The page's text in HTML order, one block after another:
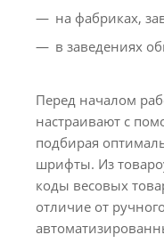
на фабриках,
в заведениях
Перед началом
настраивают с
подбирая
шрифты. Из
коды весовых
отличие от